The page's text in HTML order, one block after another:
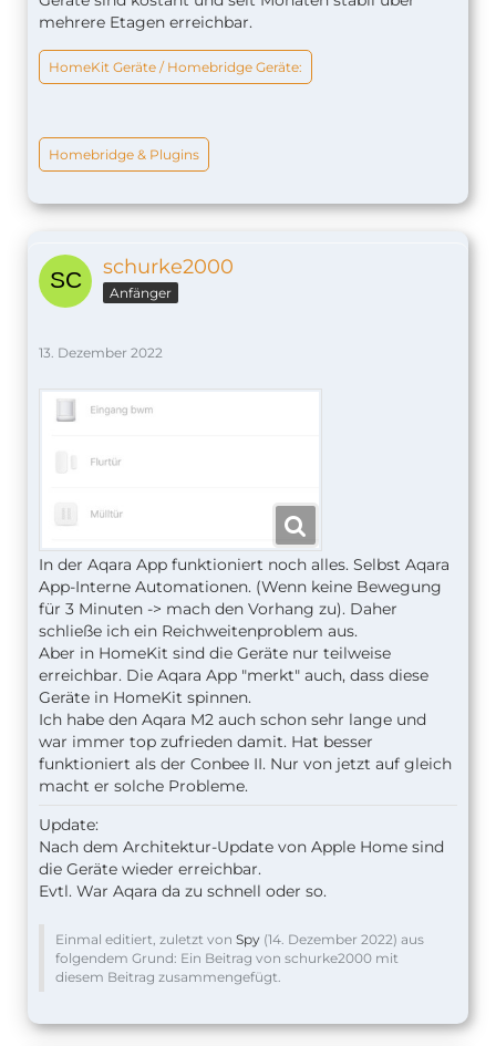
mehrere Etagen erreichbar.
HomeKit Geräte / Homebridge Geräte:
Homebridge & Plugins
schurke2000
Anfänger
13. Dezember 2022
In der Aqara App funktioniert noch alles. Selbst Aqara
App-Interne Automationen. (Wenn keine Bewegung
für 3 Minuten -> mach den Vorhang zu). Daher
schließe ich ein Reichweitenproblem aus.
Aber in HomeKit sind die Geräte nur teilweise
erreichbar. Die Aqara App "merkt" auch, dass diese
Geräte in HomeKit spinnen.
Ich habe den Aqara M2 auch schon sehr lange und
war immer top zufrieden damit. Hat besser
funktioniert als der Conbee II. Nur von jetzt auf gleich
macht er solche Probleme.
Update:
Nach dem Architektur-Update von Apple Home sind
die Geräte wieder erreichbar.
Evtl. War Aqara da zu schnell oder so.
Einmal editiert, zuletzt von Spy (14. Dezember 2022) aus
folgendem Grund: Ein Beitrag von schurke2000 mit
diesem Beitrag zusammengefügt.